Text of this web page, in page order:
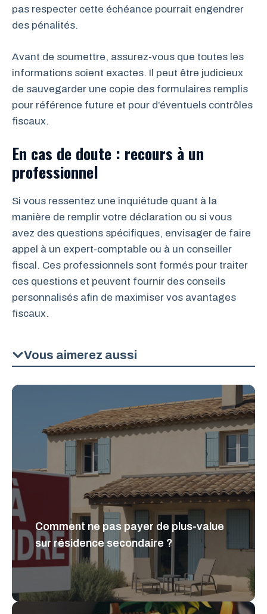
pas respecter cette échéance pourrait engendrer
des pénalités.
Avant de soumettre, assurez-vous que toutes les
informations soient exactes. Il peut être judicieux
de sauvegarder une copie des formulaires remplis
pour référence future et pour d’éventuels contrôles
fiscaux.
En cas de doute : recours à un
professionnel
Si vous ressentez une inquiétude quant à la
manière de remplir votre déclaration ou si vous
avez des questions spécifiques, envisager de faire
appel à un expert-comptable ou à un conseiller
fiscal. Ces professionnels sont formés pour traiter
ces questions et peuvent fournir des conseils
personnalisés afin de maximiser vos avantages
fiscaux.
Vous aimerez aussi
Comment ne pas payer de plus-value
sur résidence secondaire ?